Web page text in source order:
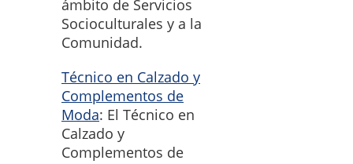
ámbito de Servicios
Socioculturales y a la
Comunidad.
Técnico en Calzado y
Complementos de
Moda: El Técnico en
Calzado y
Complementos de